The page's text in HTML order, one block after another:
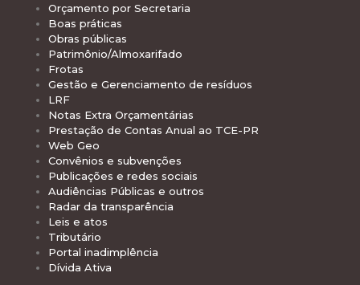
Orçamento por Secretaria
Boas práticas
Obras públicas
Patrimônio/Almoxarifado
Frotas
Gestão e Gerenciamento de resíduos
LRF
Notas Extra Orçamentárias
Prestação de Contas Anual ao TCE-PR
Web Geo
Convênios e subvenções
Publicações e redes sociais
Audiências Públicas e outros
Radar da transparência
Leis e atos
Tributário
Portal inadimplência
Dívida Ativa